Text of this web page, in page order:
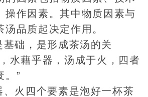
操作因素。其中物质因素与
品质起决定作用。
基础，是形成茶汤的关
水藉乎器，汤成于火，四者
。”
、火四个要素是泡好一杯茶